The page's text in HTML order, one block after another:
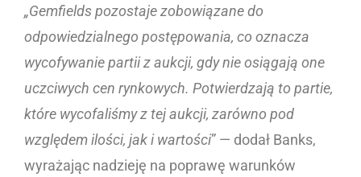
„Gemfields pozostaje zobowiązane do
odpowiedzialnego postępowania, co oznacza
wycofywanie partii z aukcji, gdy nie osiągają one
uczciwych cen rynkowych. Potwierdzają to partie,
które wycofaliśmy z tej aukcji, zarówno pod
względem ilości, jak i wartości” — dodał Banks,
wyrażając nadzieję na poprawę warunków